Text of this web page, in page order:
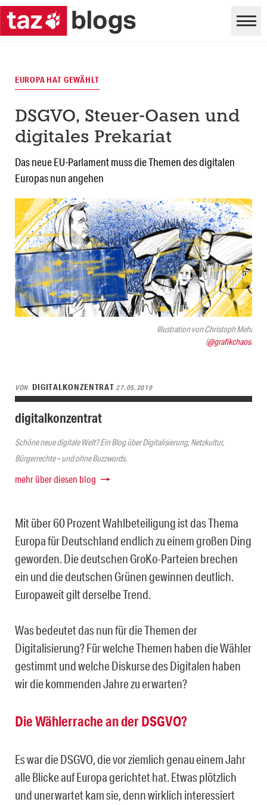
Illustration von Christoph Mehl
(@grafikchaos)
EUROPA HAT GEWÄHLT
DSGVO, Steuer-Oasen und
digitales Prekariat
Das neue EU-Parlament muss die Themen des digitalen
Europas nun angehen
VON DIGITALKONZENTRAT27.05.2019
digitalkonzentrat
Schöne neue digitale Welt? Ein Blog über Digitalisierung, Netzkultur,
Bürgerrechte – und ohne Buzzwords.
mehr über diesen blog
Mit über 60 Prozent Wahlbeteiligung ist das Thema
Europa für Deutschland endlich zu einem großen Ding
geworden. Die deutschen GroKo-Parteien brechen
ein und die deutschen Grünen gewinnen deutlich.
Europaweit gilt derselbe Trend.
Was bedeutet das nun für die Themen der
Digitalisierung? Für welche Themen haben die Wähler
gestimmt und welche Diskurse des Digitalen haben
wir die kommenden Jahre zu erwarten?
Die Wählerrache an der DSGVO?
Es war die DSGVO, die vor ziemlich genau einem Jahr
alle Blicke auf Europa gerichtet hat. Etwas plötzlich
und unerwartet kam sie, denn wirklich interessiert